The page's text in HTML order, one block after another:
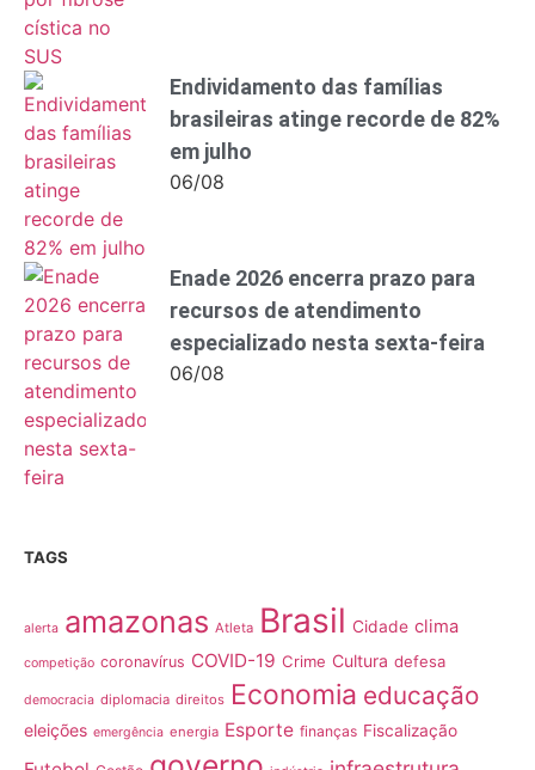
Endividamento das famílias
brasileiras atinge recorde de 82%
em julho
06/08
Enade 2026 encerra prazo para
recursos de atendimento
especializado nesta sexta-feira
06/08
TAGS
alerta amazonas Atleta Brasil Cidade clima
competição coronavírus COVID-19 Crime Cultura defesa
democracia diplomacia direitos Economia educação
eleições emergência energia Esporte finanças Fiscalização